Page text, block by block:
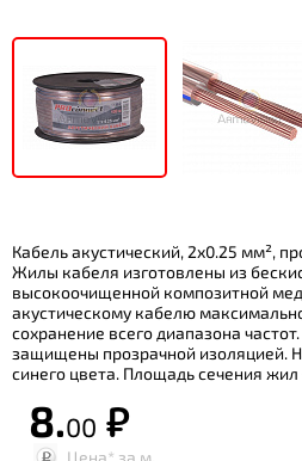
Кабель акустический, 2х0.25 мм²,
Жилы кабеля изготовлены из
высокоочищенной композитной
акустическому кабелю
сохранение всего диапазона
защищены прозрачной изоляцией.
синего цвета. Площадь сечения
8.00 р.
Цена* за м.